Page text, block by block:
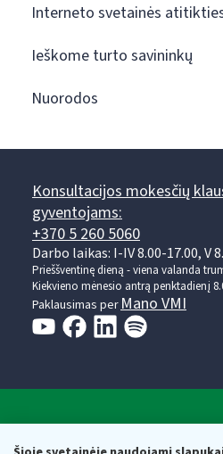
Interneto svetainės
Ieškome turto savininkų
Nuorodos
Konsultacijos mokesčių
gyventojams:
+370 5 260 5060
Darbo laikas: I-IV 8.00-17.00, V
Prieššventinę dieną - viena valanda
Kiekvieno mėnesio antrą penktadienį
Paklausimas per Mano VMI